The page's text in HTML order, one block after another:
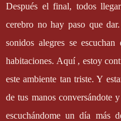
Después el final, todos
cerebro no hay paso que
sonidos alegres se
habitaciones. Aquí , estoy
este ambiente tan triste. Y
de tus manos conversándote
escuchándome un día más